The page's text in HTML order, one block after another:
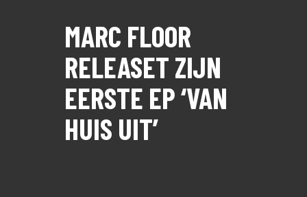
MARC FLOOR
RELEASET ZIJN
EERSTE EP ‘VAN
HUIS UIT’